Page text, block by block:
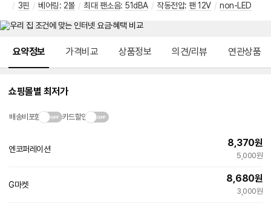
/ 3핀 / 베어링: 2볼 / 최대 팬소음: 51dBA / 작동전압: 팬 12V / non-LED
요약정보 가격비교 상품정보 의견/리뷰 연관상품
쇼핑몰별 최저가
배송비포함 카드할인
엔코퍼레이션
8,370원
5,000원
G마켓
8,680원
3,000원